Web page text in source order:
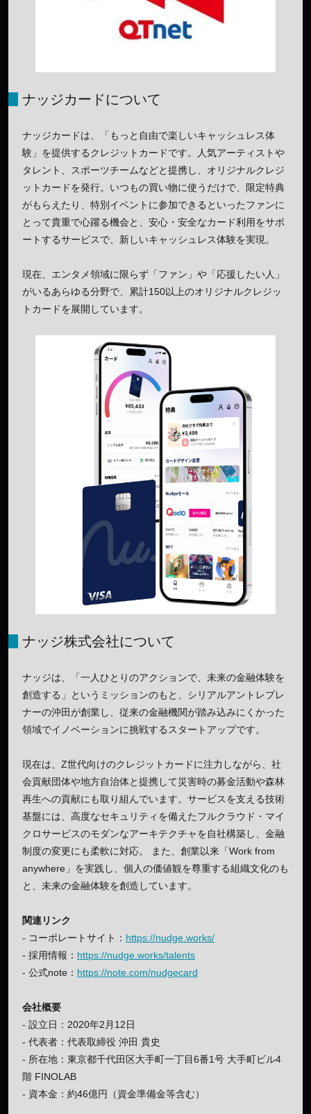
ナッジカードについて
ナッジカードは、「もっと自由で楽しいキャッシュレス体
験」を提供するクレジットカードです。人気アーティストや
タレント、スポーツチームなどと提携し、オリジナルクレジ
ットカードを発行。いつもの買い物に使うだけで、限定特典
がもらえたり、特別イベントに参加できるといったファンに
とって貴重で心躍る機会と、安心・安全なカード利用をサポ
ートするサービスで、新しいキャッシュレス体験を実現。
現在、エンタメ領域に限らず「ファン」や「応援したい人」
がいるあらゆる分野で、累計150以上のオリジナルクレジッ
トカードを展開しています。
ナッジ株式会社について
ナッジは、「一人ひとりのアクションで、未来の金融体験を
創造する」というミッションのもと、シリアルアントレプレ
ナーの沖田が創業し、従来の金融機関が踏み込みにくかった
領域でイノベーションに挑戦するスタートアップです。
現在は、Z世代向けのクレジットカードに注力しながら、社
会貢献団体や地方自治体と提携して災害時の募金活動や森林
再生への貢献にも取り組んでいます。サービスを支える技術
基盤には、高度なセキュリティを備えたフルクラウド・マイ
クロサービスのモダンなアーキテクチャを自社構築し、金融
制度の変更にも柔軟に対応。 また、創業以来「Work from
anywhere」を実践し、個人の価値観を尊重する組織文化のも
と、未来の金融体験を創造しています。
関連リンク
- コーポレートサイト： https://nudge.works/
- 採用情報： https://nudge.works/talents
- 公式note： https://note.com/nudgecard
会社概要
- 設立日：2020年2月12日
- 代表者：代表取締役 沖田 貴史
- 所在地：東京都千代田区大手町一丁目6番1号 大手町ビル4
階 FINOLAB
- 資本金：約46億円（資金準備金等含む）